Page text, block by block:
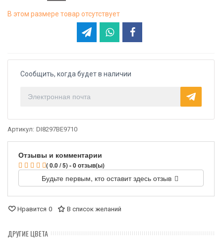
В этом размере товар отсутствует
Сообщить, когда будет в наличии
Артикул: DI8297BE9710
Отзывы и комментарии
( 0.0 / 5) - 0 отзыв(ы)
Будьте первым, кто оставит здесь отзыв
Нравится 0 В список желаний
ДРУГИЕ ЦВЕТА